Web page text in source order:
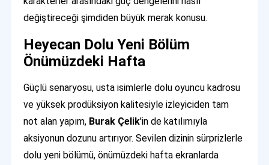
değiştireceği şimdiden büyük merak konusu.
Heyecan Dolu Yeni Bölüm
Önümüzdeki Hafta
Güçlü senaryosu, usta isimlerle dolu oyuncu kadrosu
ve yüksek prodüksiyon kalitesiyle izleyiciden tam
not alan yapım, Burak Çelik'in de katılımıyla
aksiyonun dozunu artırıyor. Sevilen dizinin sürprizlerle
dolu yeni bölümü, önümüzdeki hafta ekranlarda